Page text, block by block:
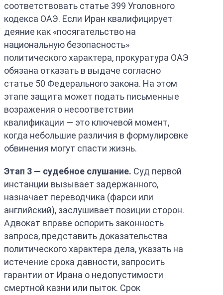
соответствовать статье 399 Уголовного
кодекса ОАЭ. Если Иран квалифицирует
деяние как «посягательство на
национальную безопасность»
политического характера, прокуратура ОАЭ
обязана отказать в выдаче согласно
статье 50 Федерального закона. На этом
этапе защита может подать письменные
возражения о несоответствии
квалификации — это ключевой момент,
когда небольшие различия в формулировке
обвинения могут спасти жизнь.
Этап 3 — судебное слушание. Суд первой
инстанции вызывает задержанного,
назначает переводчика (фарси или
английский), заслушивает позиции сторон.
Адвокат вправе оспорить законность
запроса, представить доказательства
политического характера дела, указать на
истечение срока давности, запросить
гарантии от Ирана о недопустимости
смертной казни или пыток. Срок